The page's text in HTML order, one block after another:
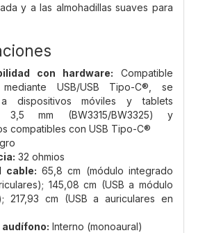
y a las almohadillas suaves para
con hardware: Compatible
USB/USB Tipo-C®, se
dispositivos móviles y tablets
3,5 mm (BW3315/BW3325) y
compatibles con USB Tipo-C®
32 ohmios
cable: 65,8 cm (módulo integrado
145,08 cm (USB a módulo
217,93 cm (USB a auriculares en
audífono: Interno (monoaural)